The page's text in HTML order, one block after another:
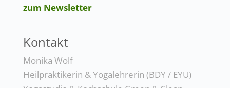
zum Newsletter
Kontakt
Monika Wolf
Heilpraktikerin & Yogalehrerin (BDY / EYU)